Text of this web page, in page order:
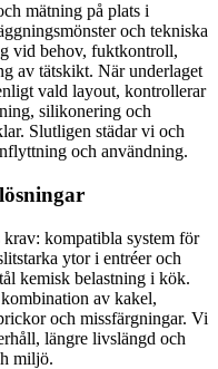
mätning på plats i
och tekniska
vid behov, fuktkontroll,
av tätskikt. När underlaget
vald layout, kontrollerar
silikonering och
Slutligen städar vi och
och användning.
kompatibla system för
ytor i entréer och
kemisk belastning i kök.
av kakel,
och missfärgningar. Vi
längre livslängd och
miljö.